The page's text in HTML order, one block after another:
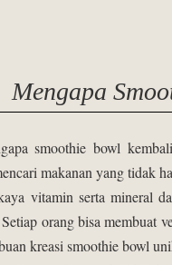
Mengapa
smoothie bowl
makanan yang tidak
vitamin serta mineral
orang bisa
kreasi smoothie bowl